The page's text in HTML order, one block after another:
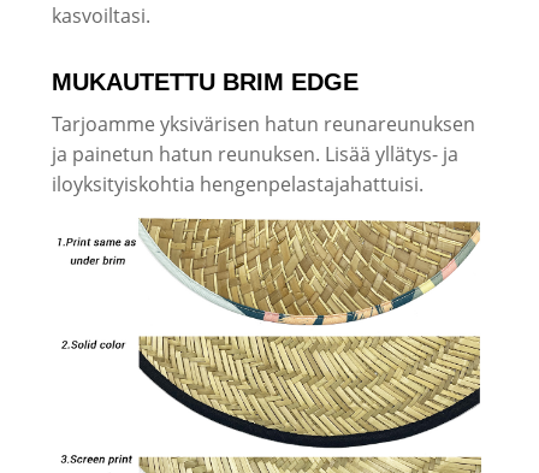
kasvoiltasi.
MUKAUTETTU BRIM EDGE
Tarjoamme yksivärisen hatun reunareunuksen
ja painetun hatun reunuksen. Lisää yllätys- ja
iloyksityiskohtia hengenpelastajahattuisi.